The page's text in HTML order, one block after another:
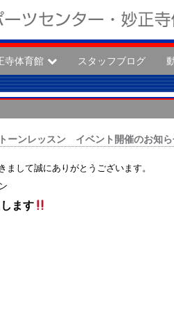
寺体育館 スタッフブログ
ーンレッスン イベント開催のお知
して誠にありがとうございます。
ます